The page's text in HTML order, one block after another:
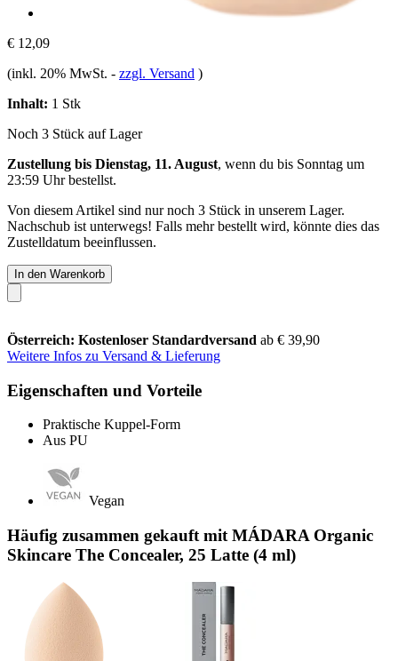
€ 12,09
(inkl. 20% MwSt. - zzgl. Versand )
Inhalt: 1 Stk
Noch 3 Stück auf Lager
Zustellung bis Dienstag, 11. August, wenn du bis Sonntag um
23:59 Uhrbestellst.
Von diesem Artikel sind nur noch 3 Stück in unserem Lager.
Nachschub ist unterwegs! Falls mehr bestellt wird, könnte dies das
Zustelldatum beeinflussen.
In den Warenkorb
Österreich: Kostenloser Standardversand ab € 39,90
Weitere Infos zu Versand & Lieferung
Eigenschaften und Vorteile
Praktische Kuppel-Form
Aus PU
Vegan
Häufig zusammen gekauft mit MÁDARA Organic
Skincare The Concealer, 25 Latte (4 ml)